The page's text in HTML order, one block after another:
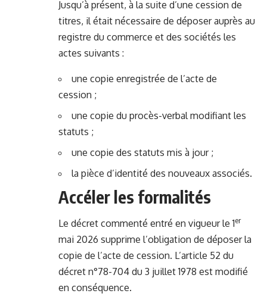
Jusqu’à présent, à la suite d’une cession de
titres, il était nécessaire de déposer auprès au
registre du commerce et des sociétés les
actes suivants :
une copie enregistrée de l’acte de
cession ;
une copie du procès-verbal modifiant les
statuts ;
une copie des statuts mis à jour ;
la pièce d’identité des nouveaux associés.
Accéler les formalités
Le décret commenté entré en vigueur le 1er
mai 2026 supprime l’obligation de déposer la
copie de l’acte de cession. L’article 52 du
décret n°78-704 du 3 juillet 1978 est modifié
en conséquence.